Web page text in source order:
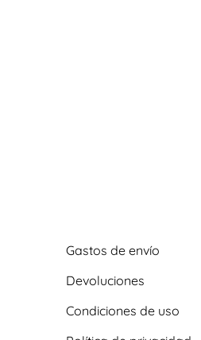
Gastos de envío
Devoluciones
Condiciones de uso